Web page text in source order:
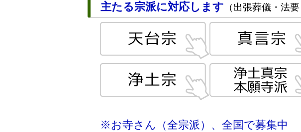
主たる宗派に対応します （出張葬儀・法
※お寺さん（全宗派）、全国で募集中